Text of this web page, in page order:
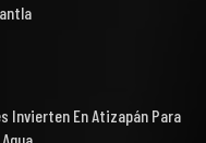
Invierten En Atizapán Para